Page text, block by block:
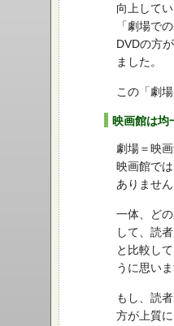
向上して
「劇場で
DVDの方
ました。
この「劇
映画館は均
劇場＝映
映画館で
ありませ
一体、ど
して、読
と比較し
うに思いま
もし、読
方が上質